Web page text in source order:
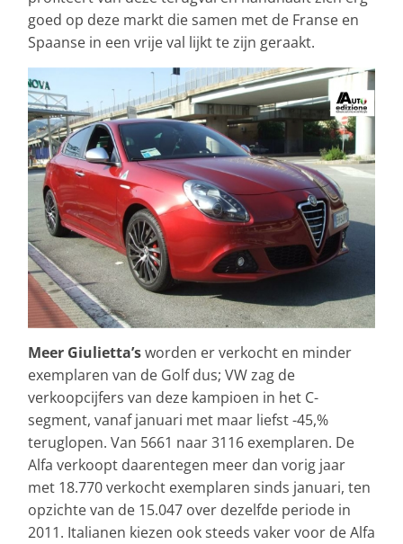
goed op deze markt die samen met de Franse en
Spaanse in een vrije val lijkt te zijn geraakt.
Meer Giulietta’sworden er verkocht en minder
exemplaren van de Golf dus; VW zag de
verkoopcijfers van deze kampioen in het C-
segment, vanaf januari met maar liefst -45,%
teruglopen. Van 5661 naar 3116 exemplaren. De
Alfa verkoopt daarentegen meer dan vorig jaar
met 18.770 verkocht exemplaren sinds januari, ten
opzichte van de 15.047 over dezelfde periode in
2011. Italianen kiezen ook steeds vaker voor de Alfa